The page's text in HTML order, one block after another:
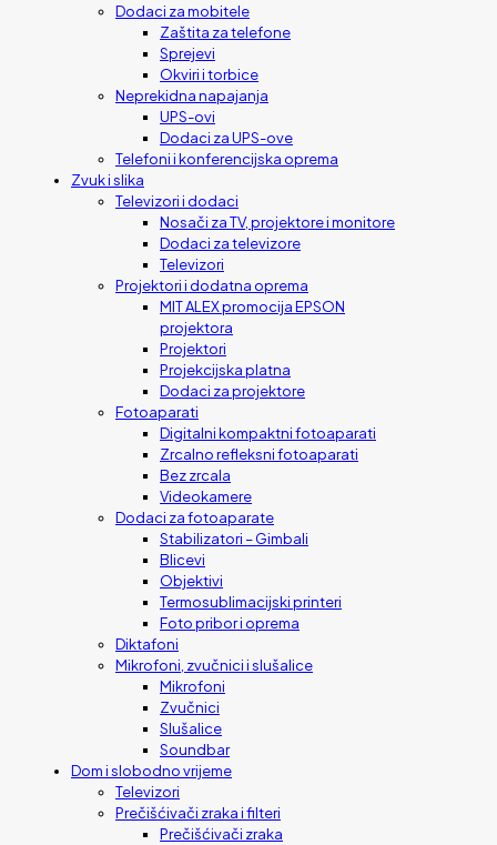
Dodaci za mobitele
Zaštita za telefone
Sprejevi
Okviri i torbice
Neprekidna napajanja
UPS-ovi
Dodaci za UPS-ove
Telefoni i konferencijska oprema
Zvuk i slika
Televizori i dodaci
Nosači za TV, projektore i monitore
Dodaci za televizore
Televizori
Projektori i dodatna oprema
MIT ALEX promocija EPSON
projektora
Projektori
Projekcijska platna
Dodaci za projektore
Fotoaparati
Digitalni kompaktni fotoaparati
Zrcalno refleksni fotoaparati
Bez zrcala
Videokamere
Dodaci za fotoaparate
Stabilizatori – Gimbali
Blicevi
Objektivi
Termosublimacijski printeri
Foto pribor i oprema
Diktafoni
Mikrofoni, zvučnici i slušalice
Mikrofoni
Zvučnici
Slušalice
Soundbar
Dom i slobodno vrijeme
Televizori
Prečišćivači zraka i filteri
Prečišćivači zraka